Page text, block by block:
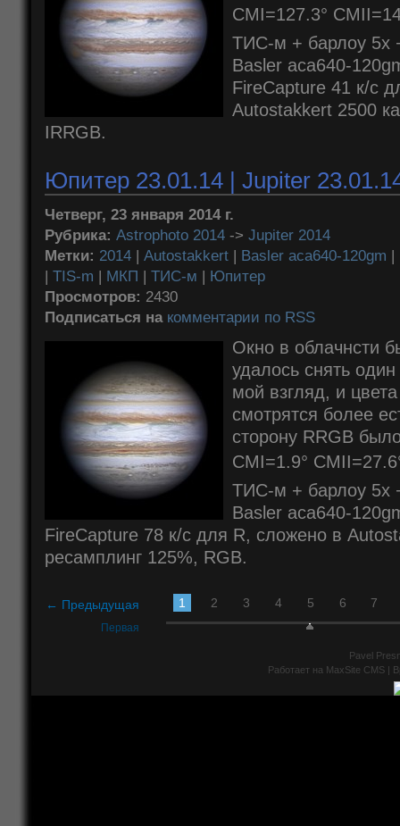
CMI=127.3°
ТИС-м + барлоу 5x
Basler aca640-
FireCapture 41 к/с
Autostakkert 2500
IRRGB.
Юпитер 23.01.14 | Jupiter
Четверг, 23 января 2014 г.
Рубрика: Astrophoto 2014 -> Jupiter 2014
Метки: 2014 | Autostakkert | Basler aca640-120gm |
| TIS-m | МКП | ТИС-м | Юпитер
Просмотров: 2430
Подписаться на комментарии по RSS
Окно в облачнсти
удалось снять
мой взгляд, и
смотрятся более
сторону RRGB
CMI=1.9°
ТИС-м + барлоу 5x
Basler aca640-
FireCapture 78 к/с для R, сложено в
ресамплинг 125%, RGB.
← Предыдущая 1 2 3 4 5 6 7
Первая
Pavel
Работает на MaxSite CMS |